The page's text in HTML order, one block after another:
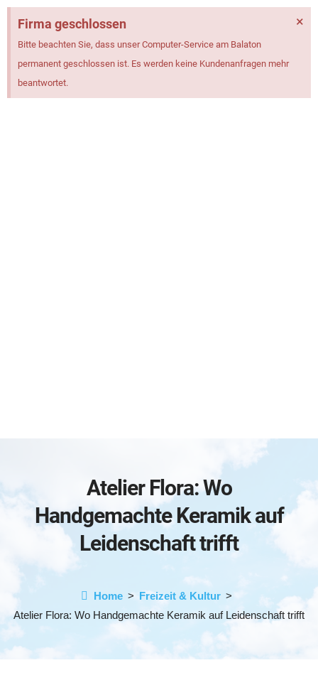
Firma geschlossen
Bitte beachten Sie, dass unser Computer-Service am Balaton
permanent geschlossen ist. Es werden keine Kundenanfragen mehr
beantwortet.
×
Atelier Flora: Wo
Handgemachte Keramik auf
Leidenschaft trifft
Home
Freizeit & Kultur
Atelier Flora: Wo Handgemachte Keramik auf Leidenschaft trifft